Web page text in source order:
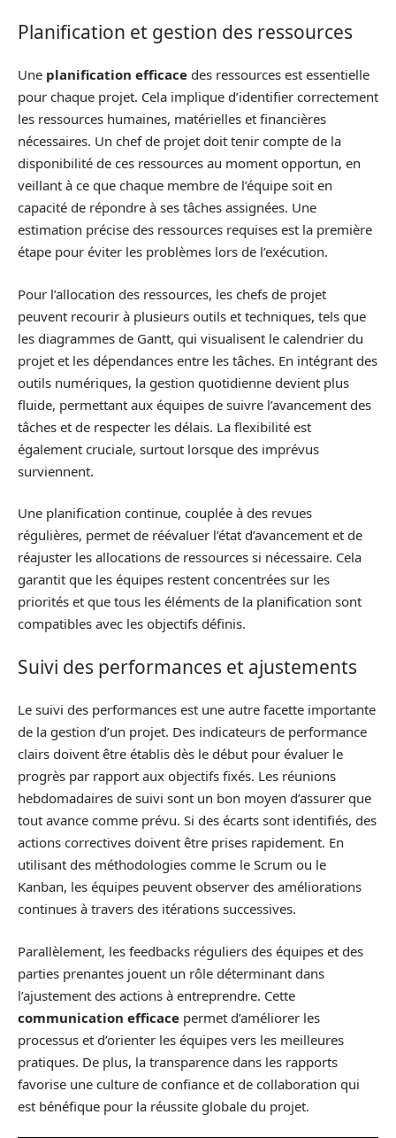
Planification et gestion des ressources
Une planification efficace des ressources est essentielle
pour chaque projet. Cela implique d’identifier correctement
les ressources humaines, matérielles et financières
nécessaires. Un chef de projet doit tenir compte de la
disponibilité de ces ressources au moment opportun, en
veillant à ce que chaque membre de l’équipe soit en
capacité de répondre à ses tâches assignées. Une
estimation précise des ressources requises est la première
étape pour éviter les problèmes lors de l’exécution.
Pour l’allocation des ressources, les chefs de projet
peuvent recourir à plusieurs outils et techniques, tels que
les diagrammes de Gantt, qui visualisent le calendrier du
projet et les dépendances entre les tâches. En intégrant des
outils numériques, la gestion quotidienne devient plus
fluide, permettant aux équipes de suivre l’avancement des
tâches et de respecter les délais. La flexibilité est
également cruciale, surtout lorsque des imprévus
surviennent.
Une planification continue, couplée à des revues
régulières, permet de réévaluer l’état d’avancement et de
réajuster les allocations de ressources si nécessaire. Cela
garantit que les équipes restent concentrées sur les
priorités et que tous les éléments de la planification sont
compatibles avec les objectifs définis.
Suivi des performances et ajustements
Le suivi des performances est une autre facette importante
de la gestion d’un projet. Des indicateurs de performance
clairs doivent être établis dès le début pour évaluer le
progrès par rapport aux objectifs fixés. Les réunions
hebdomadaires de suivi sont un bon moyen d’assurer que
tout avance comme prévu. Si des écarts sont identifiés, des
actions correctives doivent être prises rapidement. En
utilisant des méthodologies comme le Scrum ou le
Kanban, les équipes peuvent observer des améliorations
continues à travers des itérations successives.
Parallèlement, les feedbacks réguliers des équipes et des
parties prenantes jouent un rôle déterminant dans
l’ajustement des actions à entreprendre. Cette
communication efficace permet d’améliorer les
processus et d’orienter les équipes vers les meilleures
pratiques. De plus, la transparence dans les rapports
favorise une culture de confiance et de collaboration qui
est bénéfique pour la réussite globale du projet.